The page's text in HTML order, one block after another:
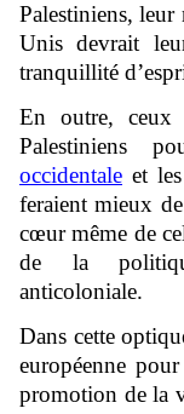
Palestiniens,
Unis devrait
tranquillité
En outre, ceux
Palestiniens
occidentale et
feraient mieux
cœur même de
de la
anticoloniale.
Dans cette
européenne
promotion de la